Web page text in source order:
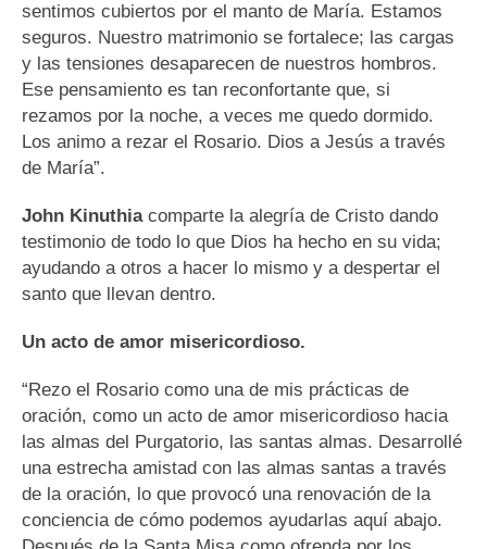
sentimos cubiertos por el manto de María. Estamos
seguros. Nuestro matrimonio se fortalece; las cargas
y las tensiones desaparecen de nuestros hombros.
Ese pensamiento es tan reconfortante que, si
rezamos por la noche, a veces me quedo dormido.
Los animo a rezar el Rosario. Dios a Jesús a través
de María”.
John Kinuthiacomparte la alegría de Cristo dando
testimonio de todo lo que Dios ha hecho en su vida;
ayudando a otros a hacer lo mismo y a despertar el
santo que llevan dentro.
Un acto de amor misericordioso.
“Rezo el Rosario como una de mis prácticas de
oración, como un acto de amor misericordioso hacia
las almas del Purgatorio, las santas almas. Desarrollé
una estrecha amistad con las almas santas a través
de la oración, lo que provocó una renovación de la
conciencia de cómo podemos ayudarlas aquí abajo.